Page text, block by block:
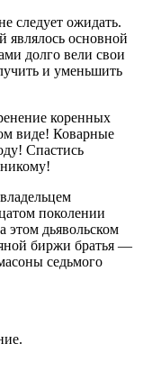
следует ожидать.
являлось основной
долго вели свои
и уменьшить
коренных
виде! Коварные
Спастись
поколении
дьявольском
биржи братья —
седьмого